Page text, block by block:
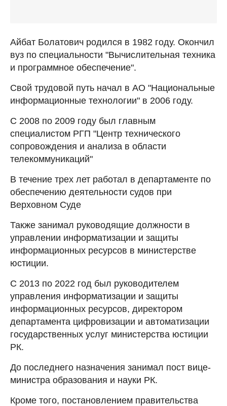
Айбат Болатович родился в 1982 году. Окончил
вуз по специальности "Вычислительная техника
и программное обеспечение".
Свой трудовой путь начал в АО "Национальные
информационные технологии" в 2006 году.
С 2008 по 2009 году был главным
специалистом РГП "Центр технического
сопровождения и анализа в области
телекоммуникаций"
В течение трех лет работал в департаменте по
обеспечению деятельности судов при
Верховном Суде
Также занимал руководящие должности в
управлении информатизации и защиты
информационных ресурсов в министерстве
юстиции.
С 2013 по 2022 год был руководителем
управления информатизации и защиты
информационных ресурсов, директором
департамента цифровизации и автоматизации
государственных услуг министерства юстиции
РК.
До последнего назначения занимал пост вице-
министра образования и науки РК.
Кроме того, постановлением правительства